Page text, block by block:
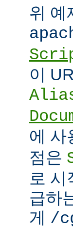
위 예
이
에 사
점은
로
급하
게 /